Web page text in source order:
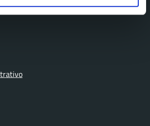
Pavullo nel Frignano